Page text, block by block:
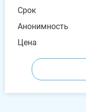
Срок
Анонимность
Цена